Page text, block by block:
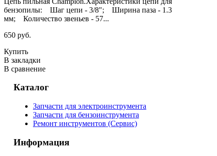
бензопилы: Шаг цепи - 3/8"; Ширина паза - 1.3
мм; Количество звеньев - 57...
650 руб.
Купить
В закладки
В сравнение
Каталог
Запчасти для электроинструмента
Запчасти для бензоинструмента
Ремонт инструментов (Сервис)
Информация